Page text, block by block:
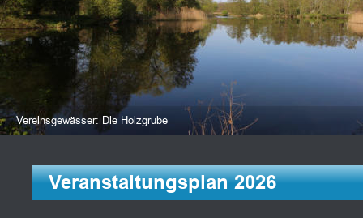
Veranstaltungsplan 2026
Vereinsgewässer: Die Holzgrube